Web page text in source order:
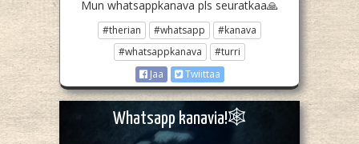
Mun whatsappkanava pls seuratkaa🙏
#therian #whatsapp
#kanava
#whatsappkanava
#turri
Jaa
Twiittaa
Whatsapp kanavia!🕸